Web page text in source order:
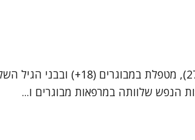
שמי גל רגב שורץ, פסיכולוגית לאחר